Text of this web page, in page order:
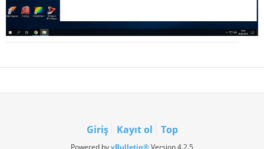
Giriş Kayıt ol Top
Powered byvBulletin®Version 4.2.5